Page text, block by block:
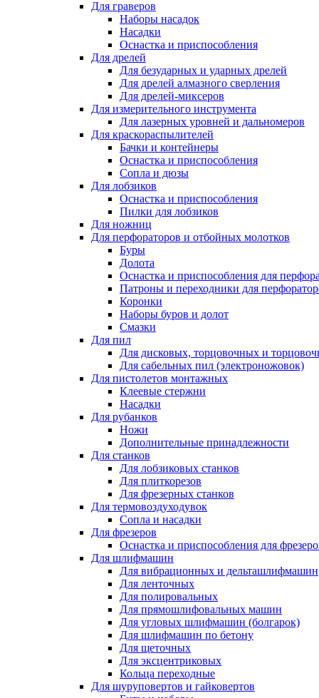
Для граверов
Наборы насадок
Насадки
Оснастка и приспособления
Для дрелей
Для безударных и ударных дрелей
Для дрелей алмазного сверления
Для дрелей-миксеров
Для измерительного инструмента
Для лазерных уровней и дальномеров
Для краскораспылителей
Бачки и контейнеры
Оснастка и приспособления
Сопла и дюзы
Для лобзиков
Оснастка и приспособления
Пилки для лобзиков
Для ножниц
Для перфораторов и отбойных молотков
Буры
Долота
Оснастка и приспособления для
Патроны и переходники для
Коронки
Наборы буров и долот
Смазки
Для пил
Для дисковых, торцовочных и
Для сабельных пил (электроножовок)
Для пистолетов монтажных
Клеевые стержни
Насадки
Для рубанков
Ножи
Дополнительные принадлежности
Для станков
Для лобзиковых станков
Для плиткорезов
Для фрезерных станков
Для термовоздуходувок
Сопла и насадки
Для фрезеров
Оснастка и приспособления для
Для шлифмашин
Для вибрационных и дельташлифмашин
Для ленточных
Для полировальных
Для прямошлифовальных машин
Для угловых шлифмашин (болгарок)
Для шлифмашин по бетону
Для щеточных
Для эксцентриковых
Кольца переходные
Для шуруповертов и гайковертов